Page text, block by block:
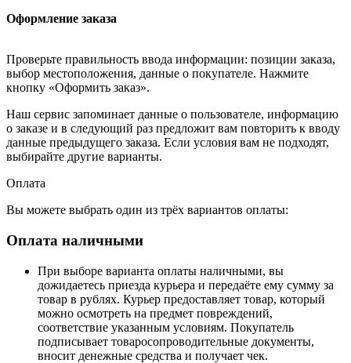
Оформление заказа
Проверьте правильность ввода информации: позиции заказа,
выбор местоположения, данные о покупателе. Нажмите
кнопку «Оформить заказ».
Наш сервис запоминает данные о пользователе, информацию
о заказе и в следующий раз предложит вам повторить к вводу
данные предыдущего заказа. Если условия вам не подходят,
выбирайте другие варианты.
Оплата
Вы можете выбрать один из трёх вариантов оплаты:
Оплата наличными
При выборе варианта оплаты наличными, вы
дожидаетесь приезда курьера и передаёте ему сумму за
товар в рублях. Курьер предоставляет товар, который
можно осмотреть на предмет повреждений,
соответствие указанным условиям. Покупатель
подписывает товаросопроводительные документы,
вносит денежные средства и получает чек.